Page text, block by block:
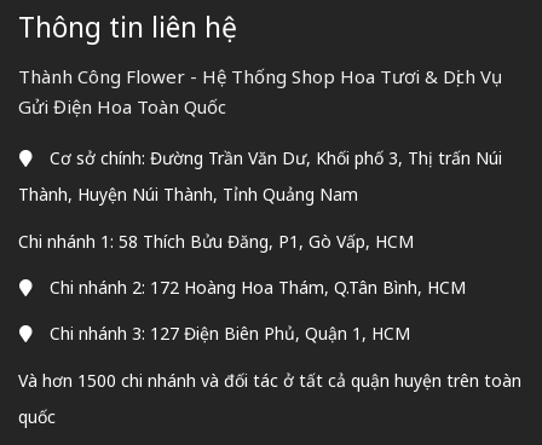
Thông tin liên hệ
Thành Công Flower - Hệ Thống Shop Hoa Tươi & Dịch Vụ
Gửi Điện Hoa Toàn Quốc
Cơ sở chính: Đường Trần Văn Dư, Khối phố 3, Thị trấn Núi
Thành, Huyện Núi Thành, Tỉnh Quảng Nam
Chi nhánh 1: 58 Thích Bửu Đăng, P1, Gò Vấp, HCM
Chi nhánh 2: 172 Hoàng Hoa Thám, Q.Tân Bình, HCM
Chi nhánh 3: 127 Điện Biên Phủ, Quận 1, HCM
Và hơn 1500 chi nhánh và đối tác ở tất cả quận huyện trên toàn
quốc